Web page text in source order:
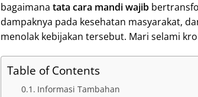
bagaimana tata cara mandi wajib
dampaknya pada kesehatan masyarakat,
menolak kebijakan tersebut. Mari selami
Table of Contents
Informasi Tambahan